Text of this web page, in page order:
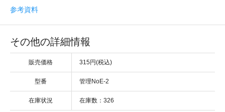
参考資料
その他の詳細情報
販売価格 315円(税込)
型番 管理NoE-2
在庫状況 在庫数：326